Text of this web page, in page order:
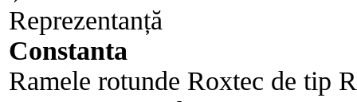
Reprezentanță
Constanta
Ramele rotunde Roxtec de tip